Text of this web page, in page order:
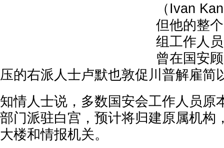
（Ivan
但他的整
组工作人
曾在国安
压的右派人士卢默也敦促川普解雇简
知情人士说，多数国安会工作人员原
部门派驻白宫，预计将归建原属机构
大楼和情报机关。